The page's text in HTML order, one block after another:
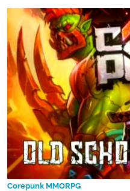
Corepunk MMORPG